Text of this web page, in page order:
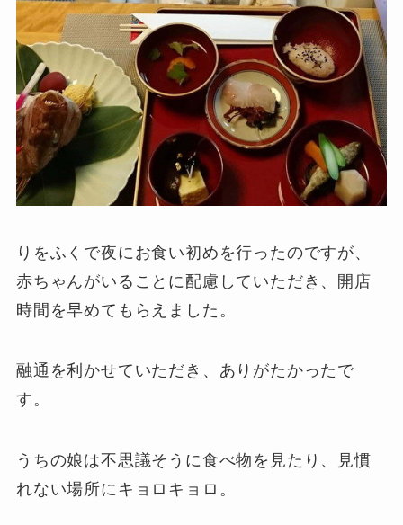
りをふくで夜にお食い初めを行ったのですが、
赤ちゃんがいることに配慮していただき、開店
時間を早めてもらえました。
融通を利かせていただき、ありがたかったで
す。
うちの娘は不思議そうに食べ物を見たり、見慣
れない場所にキョロキョロ。